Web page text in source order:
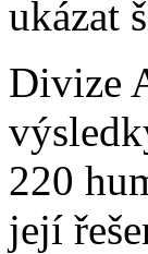
ukázat
Divize
220
její